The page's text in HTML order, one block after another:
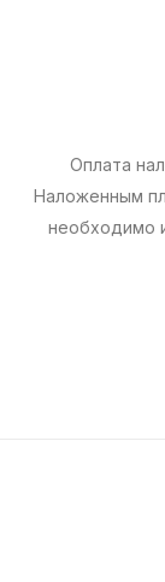
Оплата
Наложенным
необходимо